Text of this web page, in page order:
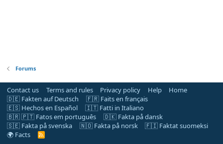
Forums
Contact us Terms and rules Privacy policy Help
Home
🇩🇪 Fakten auf Deutsch
🇫🇷 Faits en français
🇪🇸 Hechos en Español
🇮🇹 Fatti in Italiano
🇧🇷 🇵🇹 Fatos em português
🇩🇰 Fakta på dansk
🇸🇪 Fakta på svenska
🇳🇴 Fakta på norsk
🇫🇮 Faktat suomeksi
🌍 Facts
R